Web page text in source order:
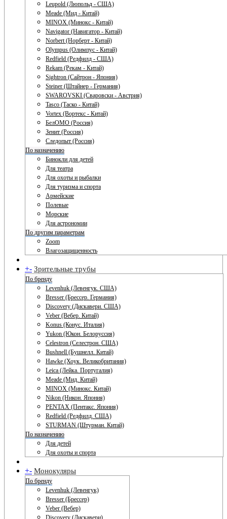
Leupold (Люпольд - США)
Meade (Мид - Китай)
MINOX (Минокс - Китай)
Navigator (Навигатор - Китай)
Norbert (Норберт - Китай)
Olympus (Олимпус - Китай)
Redfield (Редфилд - США)
Rekam (Рекам - Китай)
Sightron (Сайтрон - Япония)
Steiner (Штайнер - Германия)
SWAROVSKI (Сваровски - Австрия)
Tasco (Таско - Китай)
Vortex (Вортекс - Китай)
БелОМО (Россия)
Зенит (Россия)
Следопыт (Россия)
По назначению
Бинокли для детей
Для театра
Для охоты и рыбалки
Для туризма и спорта
Армейские
Полевые
Морские
Для астрономии
По другим параметрам
Zoom
Влагозащищенность
+- Зрительные трубы
По бренду
Levenhuk (Левенгук. США)
Bresser (Брессер. Германия)
Discovery (Дискавери. США)
Veber (Вебер. Китай)
Konus (Конус. Италия)
Yukon (Юкон. Белоруссия)
Celestron (Селестрон. США)
Bushnell (Бушнелл. Китай)
Hawke (Хоук. Великобритания)
Leica (Лейка. Португалия)
Meade (Мид. Китай)
MINOX (Минокс. Китай)
Nikon (Никон. Япония)
PENTAX (Пентакс. Япония)
Redfield (Редфилд. США)
STURMAN (Штурман. Китай)
По назначению
Для детей
Для охоты и спорта
+- Монокуляры
По бренду
Levenhuk (Левенгук)
Bresser (Брессер)
Veber (Вебер)
Discovery (Дискавери)